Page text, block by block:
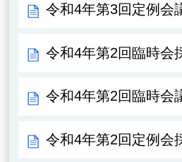
令和4年第3回定例会
令和4年第2回臨時会
令和4年第2回臨時会
令和4年第2回定例会